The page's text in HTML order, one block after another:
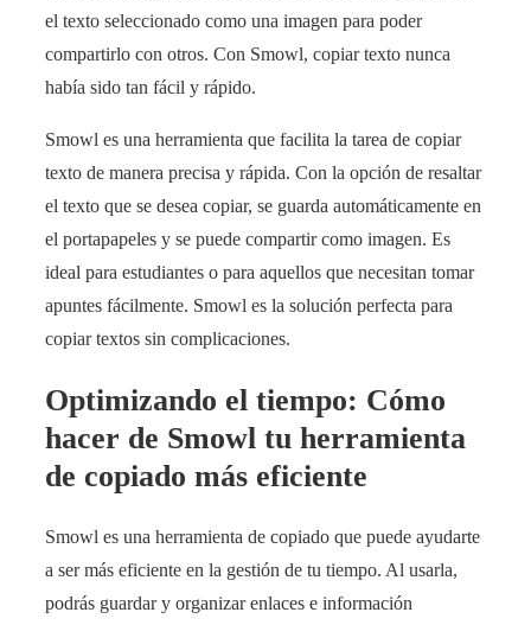
el texto seleccionado como una imagen para poder
compartirlo con otros. Con Smowl, copiar texto nunca
había sido tan fácil y rápido.
Smowl es una herramienta que facilita la tarea de copiar
texto de manera precisa y rápida. Con la opción de resaltar
el texto que se desea copiar, se guarda automáticamente en
el portapapeles y se puede compartir como imagen. Es
ideal para estudiantes o para aquellos que necesitan tomar
apuntes fácilmente. Smowl es la solución perfecta para
copiar textos sin complicaciones.
Optimizando el tiempo: Cómo
hacer de Smowl tu herramienta
de copiado más eficiente
Smowl es una herramienta de copiado que puede ayudarte
a ser más eficiente en la gestión de tu tiempo. Al usarla,
podrás guardar y organizar enlaces e información